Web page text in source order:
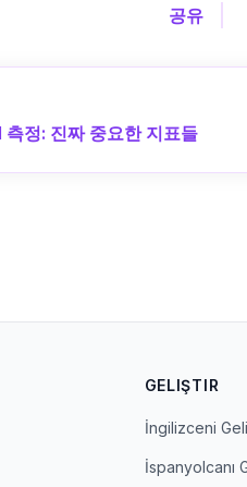
공유
정: 진짜 중요한 지표들
GELIŞTIR
İngilizceni
İspanyolcanı